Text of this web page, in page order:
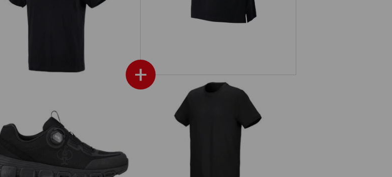
+
e.s. T-Shirt cotton
O1 arbetsskor e.s. Rexburg low e.s. T-shirt cotton stretch, long fit